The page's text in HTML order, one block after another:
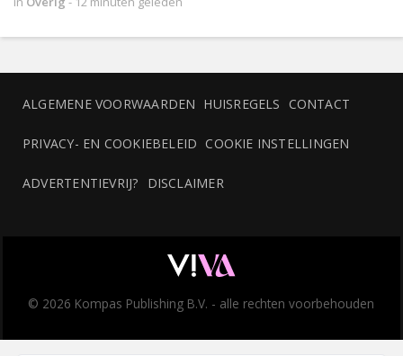
ALGEMENE VOORWAARDEN HUISREGELS CONTACT
PRIVACY- EN COOKIEBELEID COOKIE INSTELLINGEN
ADVERTENTIEVRIJ? DISCLAIMER
© 2026 Kompas Publishing B.V. - alle rechten voorbehouden